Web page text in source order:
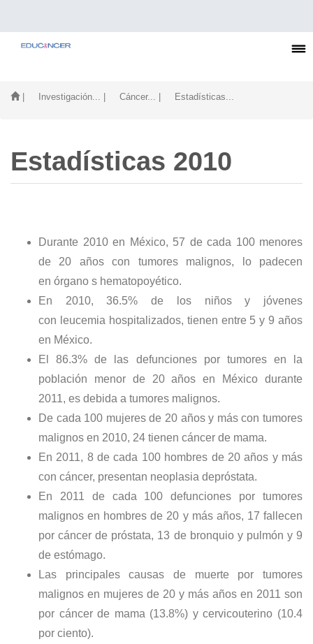
| Investigación... | Cáncer... | Estadísticas...
Estadísticas 2010
Durante 2010 en México, 57 de cada 100 menores
de 20 años con tumores malignos, lo padecen
en órgano s hematopoyético.
En 2010, 36.5% de los niños y jóvenes
con leucemia hospitalizados, tienen entre 5 y 9 años
en México.
El 86.3% de las defunciones por tumores en la
población menor de 20 años en México durante
2011, es debida a tumores malignos.
De cada 100 mujeres de 20 años y más con tumores
malignos en 2010, 24 tienen cáncer de mama.
En 2011, 8 de cada 100 hombres de 20 años y más
con cáncer, presentan neoplasia depróstata.
En 2011 de cada 100 defunciones por tumores
malignos en hombres de 20 y más años, 17 fallecen
por cáncer de próstata, 13 de bronquio y pulmón y 9
de estómago.
Las principales causas de muerte por tumores
malignos en mujeres de 20 y más años en 2011 son
por cáncer de mama (13.8%) y cervicouterino (10.4
por ciento).